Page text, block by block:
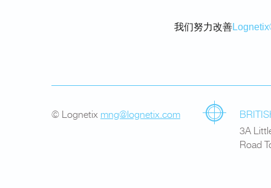
我们努力改善
© Lognetix mng@lognetix.com
3A
Road